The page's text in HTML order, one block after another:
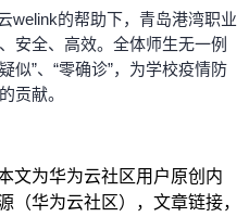
的帮助下，青岛港湾职业
安全、高效。全体师生无一例
似”、“零确诊”，为学校疫情防
贡献。
文为华为云社区用户原创内
（华为云社区），文章链接，